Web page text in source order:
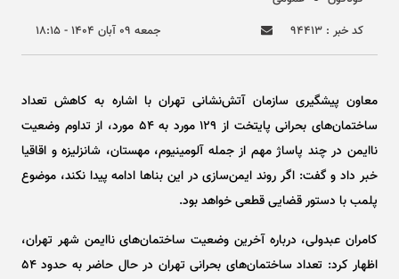
کد خبر : ۹۴۴۱۳
جمعه ۰۹ آبان ۱۴۰۴ - ۱۸:۱۵
معاون پیشگیری سازمان آتش‌نشانی تهران با اشاره به کاهش تعداد
ساختمان‌های بحرانی پایتخت از ۱۲۹ مورد به ۵۴ مورد، از تداوم وضعیت
ناایمن در چند پاساژ مهم از جمله آلومینیوم، مهستان، شانزلیزه و اقاقیا
خبر داد و گفت: اگر روند ایمن‌سازی در این بنا‌ها ادامه پیدا نکند، موضوع
پلمب با دستور قضایی قطعی خواهد بود.
کامران عبدولی، درباره آخرین وضعیت ساختمان‌های ناایمن شهر تهران،
اظهار کرد: تعداد ساختمان‌های بحرانی تهران در حال حاضر به حدود ۵۴